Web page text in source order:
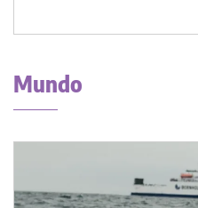
Mundo